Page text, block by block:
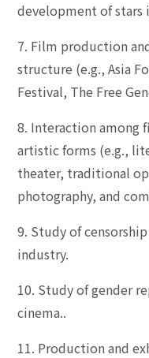
development of stars
7. Film production
structure (e.g., Asia
Festival, The Free
8. Interaction among
artistic forms (e.g.,
theater, traditional
photography, and
9. Study of
industry.
10. Study of gender
cinema..
11. Production and